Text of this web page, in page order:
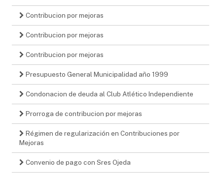
Contribucion por mejoras
Contribucion por mejoras
Contribucion por mejoras
Presupuesto General Municipalidad año 1999
Condonacion de deuda al Club Atlético Independiente
Prorroga de contribucion por mejoras
Régimen de regularización en Contribuciones por
Mejoras
Convenio de pago con Sres Ojeda